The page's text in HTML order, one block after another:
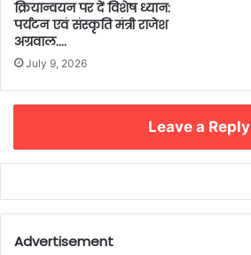
क्रियान्वयन पर दें विशेष ध्यान:
पर्यटन एवं संस्कृति मंत्री राजेश
अग्रवाल….
July 9, 2026
Leave a Reply
Advertisement